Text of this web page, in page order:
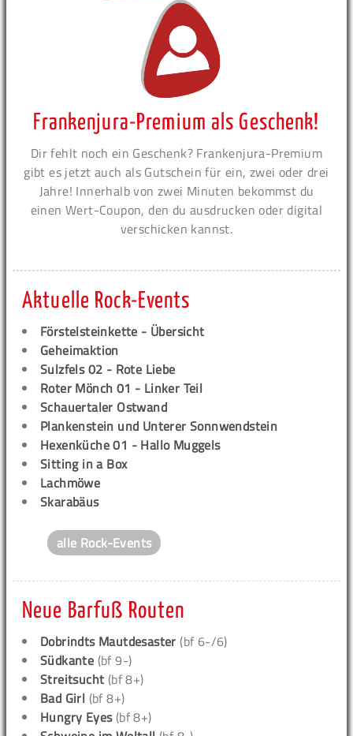
Frankenjura-Premium als Geschenk!
Dir fehlt noch ein Geschenk? Frankenjura-Premium
gibt es jetzt auch als Gutschein für ein, zwei oder drei
Jahre! Innerhalb von zwei Minuten bekommst du
einen Wert-Coupon, den du ausdrucken oder digital
verschicken kannst.
Aktuelle Rock-Events
Förstelsteinkette - Übersicht
Geheimaktion
Sulzfels 02 - Rote Liebe
Roter Mönch 01 - Linker Teil
Schauertaler Ostwand
Plankenstein und Unterer Sonnwendstein
Hexenküche 01 - Hallo Muggels
Sitting in a Box
Lachmöwe
Skarabäus
alle Rock-Events
Neue Barfuß Routen
Dobrindts Mautdesaster (bf 6-/6)
Südkante (bf 9-)
Streitsucht (bf 8+)
Bad Girl (bf 8+)
Hungry Eyes(bf 8+)